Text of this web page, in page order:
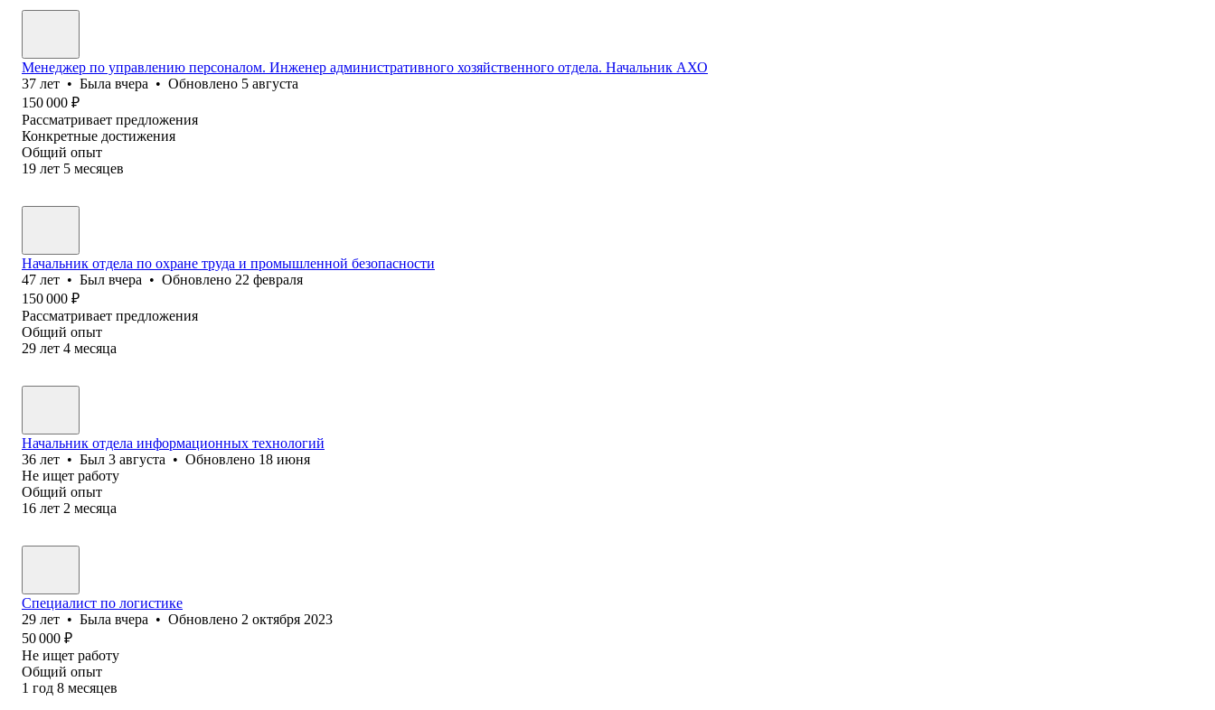
Менеджер по управлению персоналом. Инженер административного хозяйственного отдела. Начальник АХО
37 лет • Была вчера • Обновлено 5 августа
150 000 ₽
Рассматривает предложения
Конкретные достижения
Общий опыт
19 лет 5 месяцев
Начальник отдела по охране труда и промышленной безопасности
47 лет • Был вчера • Обновлено 22 февраля
150 000 ₽
Рассматривает предложения
Общий опыт
29 лет 4 месяца
Начальник отдела информационных технологий
36 лет • Был 3 августа • Обновлено 18 июня
Не ищет работу
Общий опыт
16 лет 2 месяца
Специалист по логистике
29 лет • Была вчера • Обновлено 2 октября 2023
50 000 ₽
Не ищет работу
Общий опыт
1 год 8 месяцев